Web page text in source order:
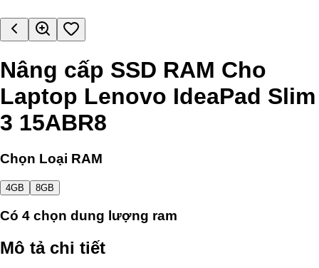
Nâng cấp SSD RAM Cho
Laptop Lenovo IdeaPad Slim
3 15ABR8
Chọn Loại RAM
4GB 8GB
Có 4 chọn dung lượng ram
Mô tả chi tiết